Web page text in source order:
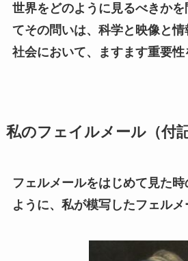
世界をどのように見るべきか
てその問いは、科学と映像と
社会において、ますます重要性
私のフェイルメール（付記
フェルメールをはじめて見た
ように、私が模写したフェルメ